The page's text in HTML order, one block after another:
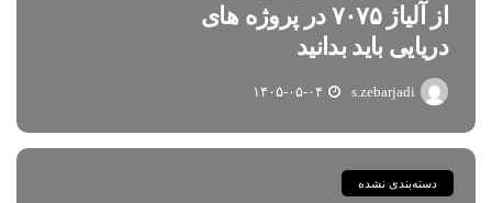
از آلیاژ ۷۰۷۵ در پروژه های
دریایی باید بدانید
s.zebarjadi ۱۴۰۵-۰۵-۰۴
دسته‌بندی نشده